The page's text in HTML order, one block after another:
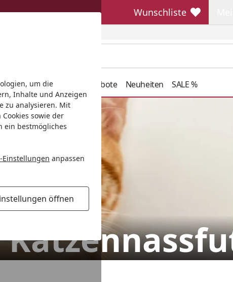
um die
Inhalte und Anzeigen
zu analysieren. Mit
sowie der
ein bestmögliches
Einstellungen anpassen
öffnen
Wunschliste
Wunschliste
Geschenkideen Angebote Neuheiten SALE %